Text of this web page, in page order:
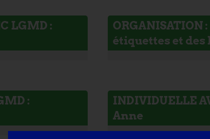
LGMD :
ORGANISATION
étiquettes et
:
INDIVIDUELLE
Anne